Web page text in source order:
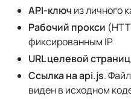
API-ключ из личного
Рабочий прокси
фиксированным IP
URL целевой
Ссылка на api.js.
виден в исходном